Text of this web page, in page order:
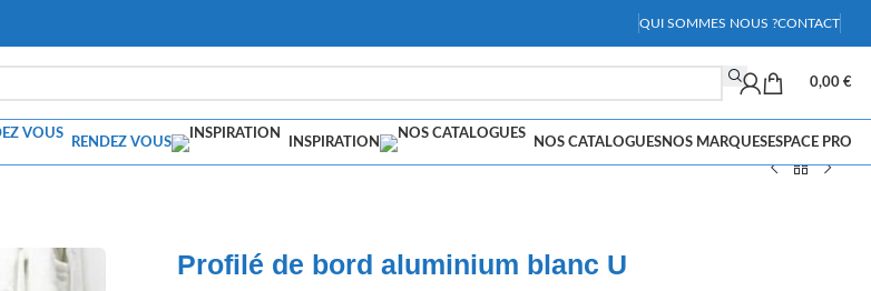
QUI SOMMES NOUS ?CONTACT
0,00 €
RENDEZ VOUS INSPIRATION NOS CATALOGUESNOS MARQUESESPACE PRO
Profilé de bord aluminium blanc U